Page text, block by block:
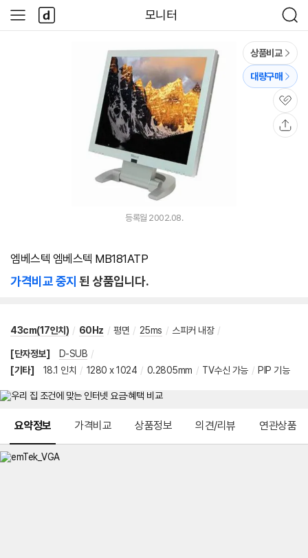
모니터
검
색
사
이
다
나
와
상품비교
대량구매
관
심
등록월 2002.08.
엠베스텍 엠베스텍 MB181ATP
가격비교 중지 된 상품입니다.
43cm(17인치) / 60Hz / 평면 / 25ms / 스피커 내장 /
[단자정보] D-SUB /
[기타]
18.1 인치 / 1280 x 1024 / 0.2805mm / TV수신 가능 / PIP 기능
요약정보 가격비교 상품정보 의견/리뷰 연관상품